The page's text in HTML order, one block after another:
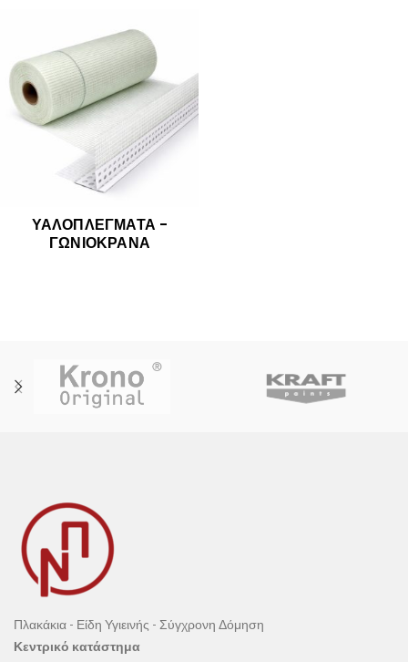
ΥΑΛΟΠΛΈΓΜΑΤΑ -
ΓΩΝΙΌΚΡΑΝΑ
Πλακάκια - Είδη Υγιεινής - Σύγχρονη Δόμηση
Κεντρικό κατάστημα